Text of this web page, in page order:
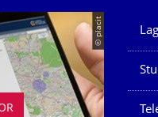
© placit